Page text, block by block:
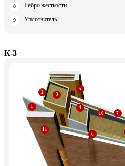
Ребро жесткости
Уплотнитель
К-3